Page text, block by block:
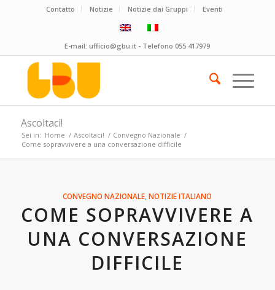
Contatto Notizie Notizie dai Gruppi Eventi
E-mail:ufficio@gbu.it - Telefono055 417979
Ascoltaci!
Sei in: Home / Ascoltaci! / Convegno Nazionale /
Come sopravvivere a una conversazione difficile
CONVEGNO NAZIONALE ,NOTIZIE ITALIANO
COME SOPRAVVIVERE A
UNA CONVERSAZIONE
DIFFICILE